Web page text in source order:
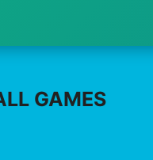
GAMES